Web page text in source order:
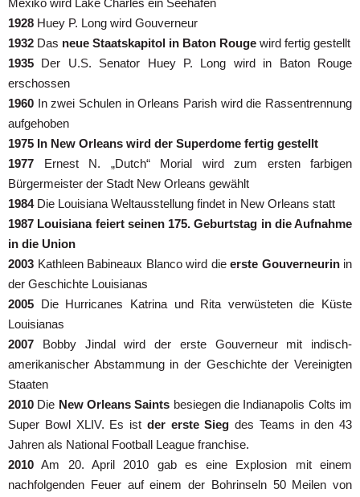
Mexiko wird Lake Charles ein Seehafen
1928 Huey P. Long wird Gouverneur
1932 Das neue Staatskapitol in Baton Rouge wird fertig gestellt
1935 Der U.S. Senator Huey P. Long wird in Baton Rouge
erschossen
1960 In zwei Schulen in Orleans Parish wird die Rassentrennung
aufgehoben
1975 In New Orleans wird der Superdome fertig gestellt
1977 Ernest N. „Dutch“ Morial wird zum ersten farbigen
Bürgermeister der Stadt New Orleans gewählt
1984Die Louisiana Weltausstellung findet in New Orleans statt
1987 Louisiana feiert seinen 175. Geburtstag in die Aufnahme
in die Union
2003 Kathleen Babineaux Blanco wird die erste Gouverneurinin
der Geschichte Louisianas
2005 Die Hurricanes Katrina und Rita verwüsteten die Küste
Louisianas
2007 Bobby Jindal wird der erste Gouverneur mit indisch-
amerikanischer Abstammung in der Geschichte der Vereinigten
Staaten
2010 Die New Orleans Saints besiegen die Indianapolis Colts im
Super Bowl XLIV. Es ist der erste Sieg des Teams in den 43
Jahren als National Football League franchise.
2010 Am 20. April 2010 gab es eine Explosion mit einem
nachfolgenden Feuer auf einem der Bohrinseln 50 Meilen von